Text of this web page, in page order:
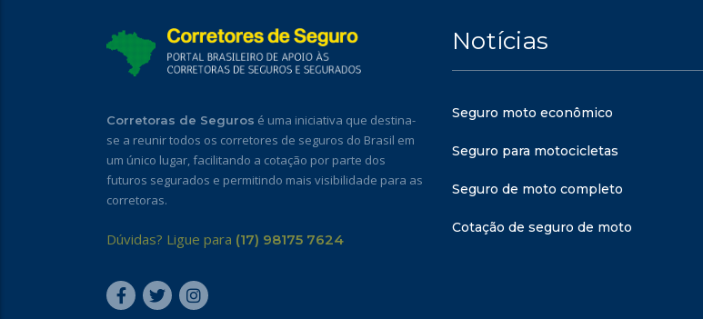
Corretoras de Seguros é uma iniciativa que destina-
se a reunir todos os corretores de seguros do Brasil em
um único lugar, facilitando a cotação por parte dos
futuros segurados e permitindo mais visibilidade para as
corretoras.
Dúvidas? Ligue para (17) 98175 7624
Notícias
Seguro moto econômico
Seguro para motocicletas
Seguro de moto completo
Cotação de seguro de moto